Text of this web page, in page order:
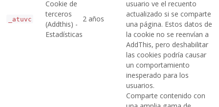
_atuvc
Cookie de
terceros
(Addthis) -
Estadísticas
2 años
usuario ve el recuento
actualizado si se comparte
una página. Estos datos de
la cookie no se reenvían a
AddThis, pero deshabilitar
las cookies podría causar
un comportamiento
inesperado para los
usuarios.
Comparte contenido con